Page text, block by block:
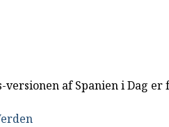
versionen af Spanien i Dag